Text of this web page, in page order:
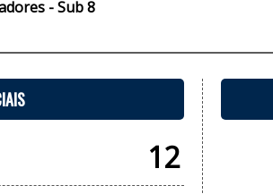
- Sub 8
12